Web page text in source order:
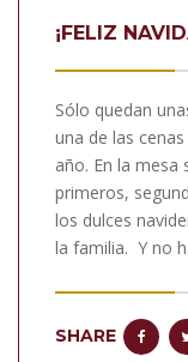
¡FELIZ
Sólo quedan
una de las
año. En la mesa
primeros,
los dulces
la familia. Y no
SHARE